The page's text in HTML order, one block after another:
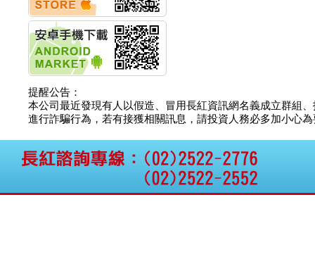
及代理發
華旭先進:代重要子公司
碩通散熱股份有限公司
公告董事會決議發行員
工認股權
華旭先進:代重要子公司
碩通散熱股份有限公司
公告董事會追認113年
向關係
華旭先進:代重要子公司
碩通散熱股份有限公司
公告向關係人取得使用
權資產
仁新醫藥:代重要子公司
BeliteBio,Inc公告受邀參
提醒公告：
本公司最近發現有人以假造、冒用長紅資訊網名義成立群組
進行詐騙行為，若有接獲相關訊息，請投資人務必多加小心